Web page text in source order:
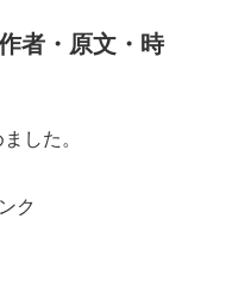
者・原文・時
した。
ク